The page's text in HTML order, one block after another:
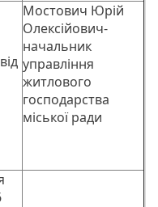
Мостович Юрій
Олексійович-
начальник
управління
житлового
господарства
міської ради